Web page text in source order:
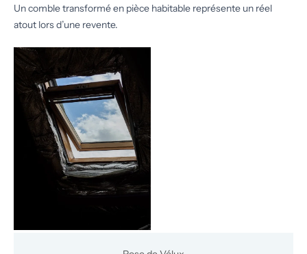
Un comble transformé en pièce habitable représente un réel
atout lors d’une revente.